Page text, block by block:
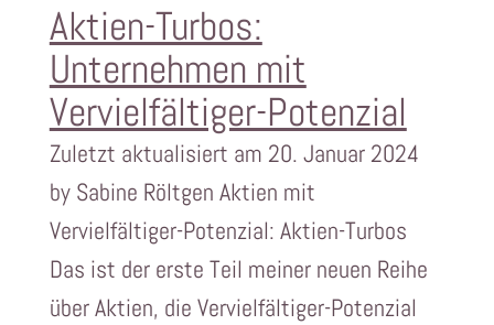
Aktien-Turbos:
Unternehmen mit
Vervielfältiger-Potenzial
Zuletzt aktualisiert am 20. Januar 2024
by Sabine Röltgen Aktien mit
Vervielfältiger-Potenzial: Aktien-Turbos
Das ist der erste Teil meiner neuen Reihe
über Aktien, die Vervielfältiger-Potenzial